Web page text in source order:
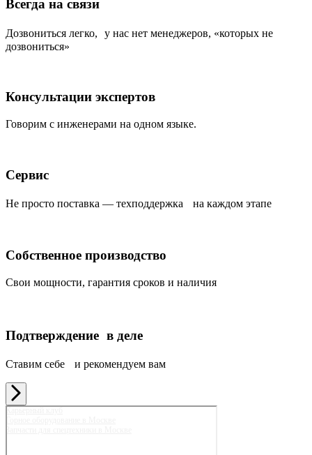
Всегда на связи
Дозвониться легко, у нас нет менеджеров, «которых не
дозвониться»
Консультации экспертов
Говорим с инженерами на одном языке.
Сервис
Не просто поставка — техподдержка на каждом этапе
Собственное производство
Свои мощности, гарантия сроков и наличия
Подтверждение в деле
Ставим себе и рекомендуем вам